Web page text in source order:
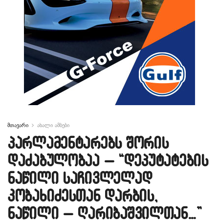
მთავარი ახალი ამბები
პარლამენტარებს შორის
დაძაბულობაა – “დეპუტატების
ნაწილი საჩივლელად
კობახიძესთან დარბის,
ნაწილი – ღარიბაშვილთან…”